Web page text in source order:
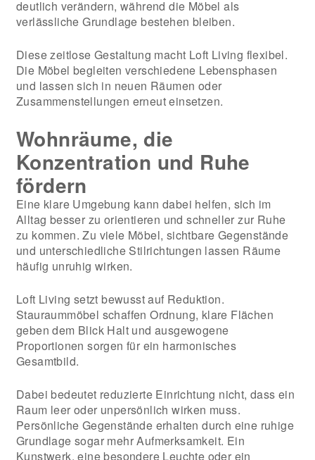
deutlich verändern, während die Möbel als
verlässliche Grundlage bestehen bleiben.
Diese zeitlose Gestaltung macht Loft Living flexibel.
Die Möbel begleiten verschiedene Lebensphasen
und lassen sich in neuen Räumen oder
Zusammenstellungen erneut einsetzen.
Wohnräume, die
Konzentration und Ruhe
fördern
Eine klare Umgebung kann dabei helfen, sich im
Alltag besser zu orientieren und schneller zur Ruhe
zu kommen. Zu viele Möbel, sichtbare Gegenstände
und unterschiedliche Stilrichtungen lassen Räume
häufig unruhig wirken.
Loft Living setzt bewusst auf Reduktion.
Stauraummöbel schaffen Ordnung, klare Flächen
geben dem Blick Halt und ausgewogene
Proportionen sorgen für ein harmonisches
Gesamtbild.
Dabei bedeutet reduzierte Einrichtung nicht, dass ein
Raum leer oder unpersönlich wirken muss.
Persönliche Gegenstände erhalten durch eine ruhige
Grundlage sogar mehr Aufmerksamkeit. Ein
Kunstwerk, eine besondere Leuchte oder ein